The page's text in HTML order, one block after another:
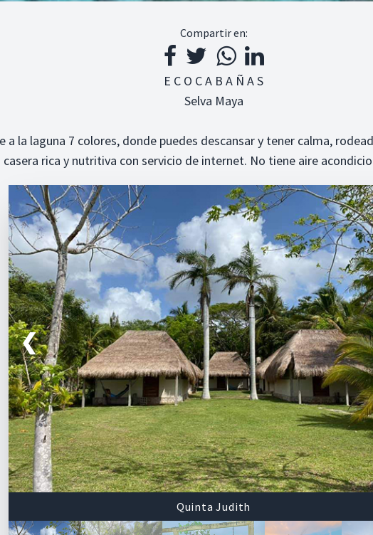
Compartir en:
E C O C A B A Ñ A S
Selva Maya
a la laguna 7 colores, donde puedes descansar y tener calma,
casera rica y nutritiva con servicio de internet. No tiene aire
❮
Quinta Judith